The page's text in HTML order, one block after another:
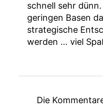
schnell sehr
geringen Basen
strategische
werden … viel
Die